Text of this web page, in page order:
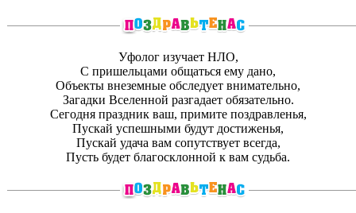
Уфолог изучает НЛО,
С пришельцами общаться ему дано,
Объекты внеземные обследует внимательно,
Загадки Вселенной разгадает обязательно.
Сегодня праздник ваш, примите поздравленья,
Пускай успешными будут достиженья,
Пускай удача вам сопутствует всегда,
Пусть будет благосклонной к вам судьба.